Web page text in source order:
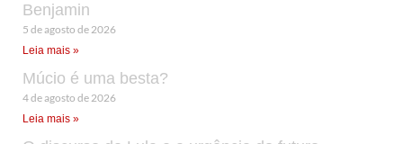
Benjamin
5 de agosto de 2026
Leia mais »
Múcio é uma besta?
4 de agosto de 2026
Leia mais »